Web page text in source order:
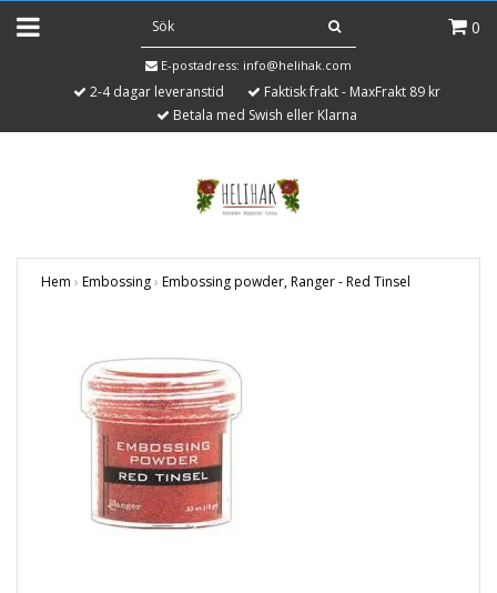
0
E-postadress: info@helihak.com
2-4 dagar leveranstid
Faktisk frakt - MaxFrakt 89 kr
Betala med Swish eller Klarna
Hem › Embossing› Embossing powder, Ranger - Red Tinsel